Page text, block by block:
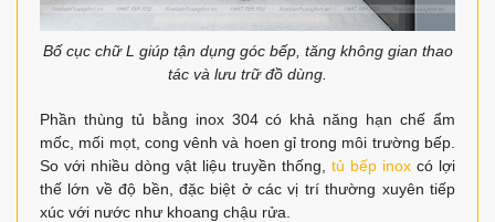
Bố cục chữ L giúp tận dụng góc bếp, tăng không gian thao
tác và lưu trữ đồ dùng.
Phần thùng tủ bằng inox 304 có khả năng hạn chế ẩm
mốc, mối mọt, cong vênh và hoen gỉ trong môi trường bếp.
So với nhiều dòng vật liệu truyền thống, tủ bếp inox có lợi
thế lớn về độ bền, đặc biệt ở các vị trí thường xuyên tiếp
xúc với nước như khoang chậu rửa.